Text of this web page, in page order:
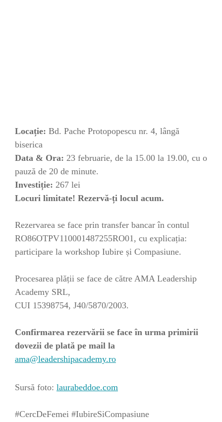
Locație: Bd. Pache Protopopescu nr. 4, lângă
biserica
Data & Ora: 23 februarie, de la 15.00 la 19.00, cu o
pauză de 20 de minute.
Investiție: 267 lei
Locuri limitate! Rezervă-ți locul acum.
Rezervarea se face prin transfer bancar în contul
RO86OTPV110001487255RO01, cu explicația:
participare la workshop Iubire și Compasiune.
Procesarea plății se face de către AMA Leadership
Academy SRL,
CUI 15398754, J40/5870/2003.
Confirmarea rezervării se face în urma primirii
dovezii de plată pe mail la
ama@leadershipacademy.ro
Sursă foto: laurabeddoe.com
#CercDeFemei #IubireSiCompasiune